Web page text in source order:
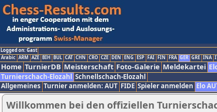
Logged on: Gast
Arabic ARM AZE BIH BUL CAT CHN CRO CZE DEN ENG ESP FAI FIN FRA GER GRE INA
Home TurnierDB Meisterschaft Foto-Galerie Meldekartei
Turnierschach-Elozahl Schnellschach-Elozahl
Allgemeines Turnier anmelden: AUT FIDE Spieler anmelden Elo
Willkommen bei den offiziellen